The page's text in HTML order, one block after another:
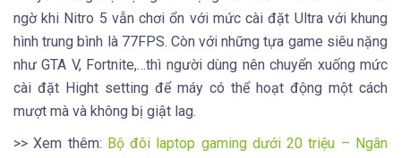
ngờ khi Nitro 5 vẫn chơi ổn với mức cài đặt Ultra với khung
hình trung bình là 77FPS. Còn với những tựa game siêu nặng
như GTA V, Fortnite,…thì người dùng nên chuyển xuống mức
cài đặt Hight setting để máy có thể hoạt động một cách
mượt mà và không bị giật lag.
>> Xem thêm: Bộ đôi laptop gaming dưới 20 triệu – Ngân